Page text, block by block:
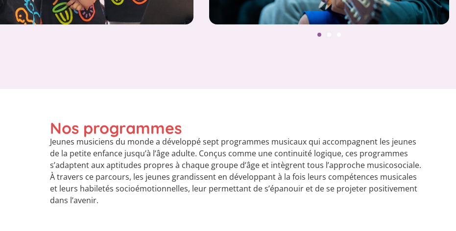
Nos programmes
Jeunes musiciens du monde a développé sept programmes musicaux qui accompagnent les jeunes
de la petite enfance jusqu’à l’âge adulte. Conçus comme une continuité logique, ces programmes
s’adaptent aux aptitudes propres à chaque groupe d’âge et intègrent tous l’approche musicosociale.
À travers ce parcours, les jeunes grandissent en développant à la fois leurs compétences musicales
et leurs habiletés socioémotionnelles, leur permettant de s’épanouir et de se projeter positivement
dans l’avenir.